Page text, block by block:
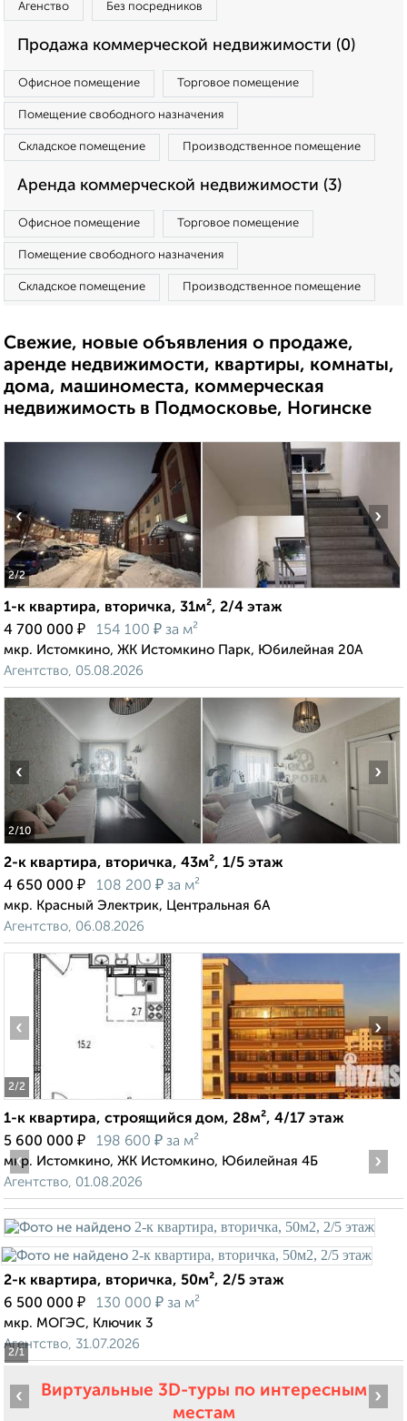
Агенство Без посредников
Продажа коммерческой недвижимости (0)
Офисное помещение Торговое помещение
Помещение свободного назначения
Складское помещение Производственное помещение
Аренда коммерческой недвижимости (3)
Офисное помещение Торговое помещение
Помещение свободного назначения
Складское помещение Производственное помещение
Свежие, новые объявления о продаже,
аренде недвижимости, квартиры, комнаты,
дома, машиноместа, коммерческая
недвижимость в Подмосковье, Ногинске
2/2
‹ ›
1-к квартира, вторичка, 31м², 2/4 этаж
4 700 000 ₽ 154 100 ₽ за м²
мкр. Истомкино, ЖК Истомкино Парк, Юбилейная 20А
Агентство, 05.08.2026
2/10
‹ ›
2-к квартира, вторичка, 43м², 1/5 этаж
4 650 000 ₽ 108 200 ₽ за м²
мкр. Красный Электрик, Центральная 6А
Агентство, 06.08.2026
2/2
‹ ›
1-к квартира, строящийся дом, 28м², 4/17 этаж
5 600 000 ₽ 198 600 ₽ за м²
мкр. Истомкино, ЖК Истомкино, Юбилейная 4Б
Агентство, 01.08.2026
2/1
‹ ›
2-к квартира, вторичка, 50м², 2/5 этаж
6 500 000 ₽ 130 000 ₽ за м²
мкр. МОГЭС, Ключик 3
Агентство, 31.07.2026
Виртуальные 3D-туры по интересным
местам
‹ ›